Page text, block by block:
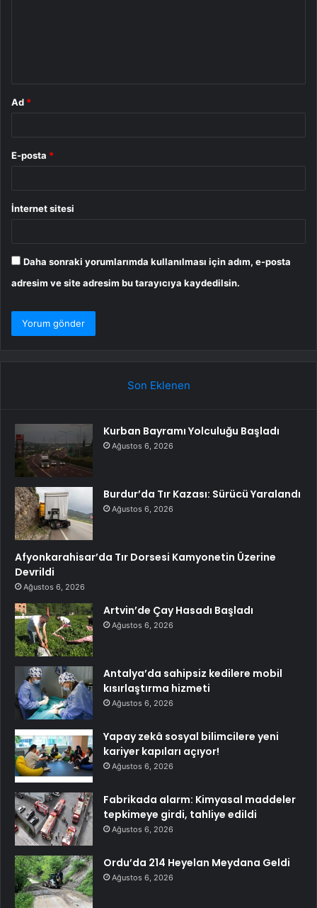
Ad *
E-posta *
İnternet sitesi
Daha sonraki yorumlarımda kullanılması için adım, e-posta
adresim ve site adresim bu tarayıcıya kaydedilsin.
Son Eklenen
Kurban Bayramı Yolculuğu Başladı
Ağustos 6, 2026
Burdur’da Tır Kazası: Sürücü Yaralandı
Ağustos 6, 2026
Afyonkarahisar’da Tır Dorsesi Kamyonetin Üzerine
Devrildi
Ağustos 6, 2026
Artvin’de Çay Hasadı Başladı
Ağustos 6, 2026
Antalya’da sahipsiz kedilere mobil
kısırlaştırma hizmeti
Ağustos 6, 2026
Yapay zekâ sosyal bilimcilere yeni
kariyer kapıları açıyor!
Ağustos 6, 2026
Fabrikada alarm: Kimyasal maddeler
tepkimeye girdi, tahliye edildi
Ağustos 6, 2026
Ordu’da 214 Heyelan Meydana Geldi
Ağustos 6, 2026